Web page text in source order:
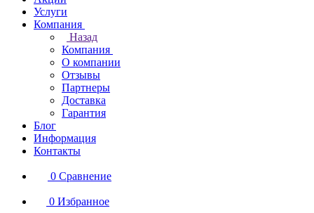
Услуги
Компания
Назад
Компания
О компании
Отзывы
Партнеры
Доставка
Гарантия
Блог
Информация
Контакты
0 Сравнение
0 Избранное